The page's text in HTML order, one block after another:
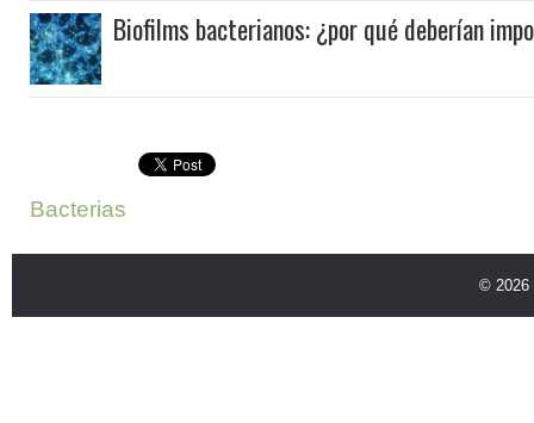
Biofilms bacterianos: ¿por qué deberían
Bacterias
© 2026